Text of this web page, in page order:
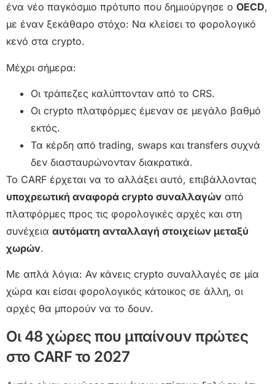
ένα νέο παγκόσμιο πρότυπο που δημιούργησε ο OECD,
με έναν ξεκάθαρο στόχο: Να κλείσει το φορολογικό
κενό στα crypto.
Μέχρι σήμερα:
Οι τράπεζες καλύπτονταν από το CRS.
Οι crypto πλατφόρμες έμεναν σε μεγάλο βαθμό
εκτός.
Τα κέρδη από trading, swaps και transfers συχνά
δεν διασταυρώνονταν διακρατικά.
Το CARF έρχεται να το αλλάξει αυτό, επιβάλλοντας
υποχρεωτική αναφορά crypto συναλλαγών από
πλατφόρμες προς τις φορολογικές αρχές και στη
συνέχεια αυτόματη ανταλλαγή στοιχείων μεταξύ
χωρών.
Με απλά λόγια: Αν κάνεις crypto συναλλαγές σε μία
χώρα και είσαι φορολογικός κάτοικος σε άλλη, οι
αρχές θα μπορούν να το δουν.
Οι 48 χώρες που μπαίνουν πρώτες
στο CARF το 2027